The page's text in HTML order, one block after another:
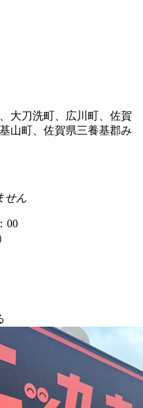
大刀洗町、広川町、佐賀
山町、佐賀県三養基郡み
せん
00